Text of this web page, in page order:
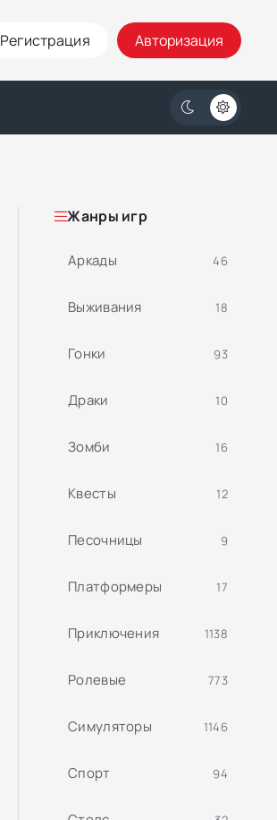
Регистрация Авторизация
Жанры игр
Аркады 46
Выживания 18
Гонки 93
Драки 10
Зомби 16
Квесты 12
Песочницы 9
Платформеры 17
Приключения 1138
Ролевые 773
Симуляторы 1146
Спорт 94